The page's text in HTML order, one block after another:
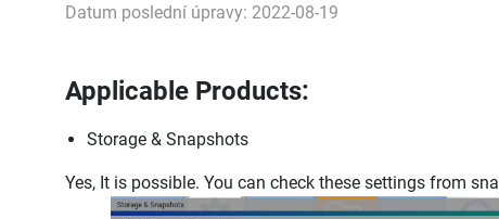
Datum poslední úpravy: 2022-08-19
Applicable Products:
Storage & Snapshots
Yes, It is possible. You can check these settings from